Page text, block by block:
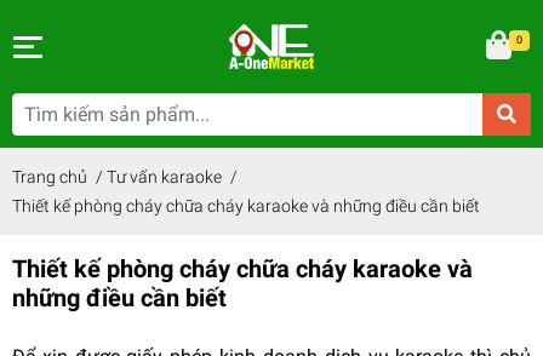
0
Trang chủ / Tư vấn karaoke /
Thiết kế phòng cháy chữa cháy karaoke và những điều cần biết
Thiết kế phòng cháy chữa cháy karaoke và
những điều cần biết